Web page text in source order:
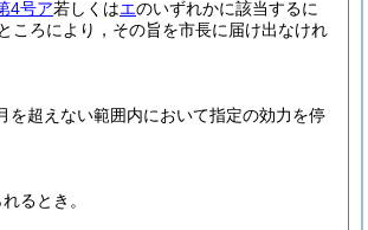
4号ア若しくはエのいずれかに該当するに
ころにより，その旨を市長に届け出なけれ
を超えない範囲内において指定の効力を停
るとき。